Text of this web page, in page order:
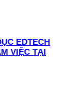
EDTECH
VIỆC TẠI